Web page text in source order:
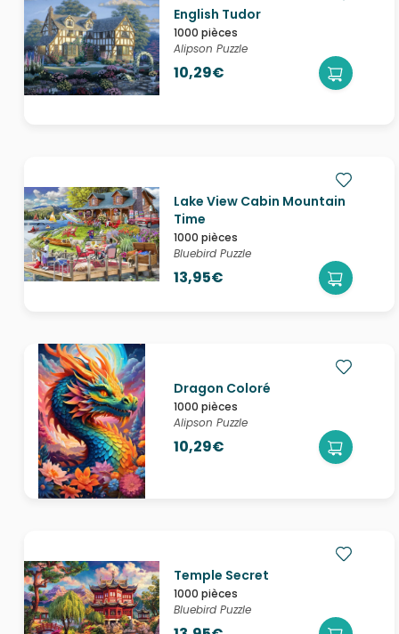
English Tudor
1000 pièces
Alipson Puzzle
10,29€
Lake View Cabin Mountain
Time
1000 pièces
Bluebird Puzzle
13,95€
Dragon Coloré
1000 pièces
Alipson Puzzle
10,29€
Temple Secret
1000 pièces
Bluebird Puzzle